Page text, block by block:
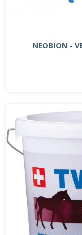
NEOBION -